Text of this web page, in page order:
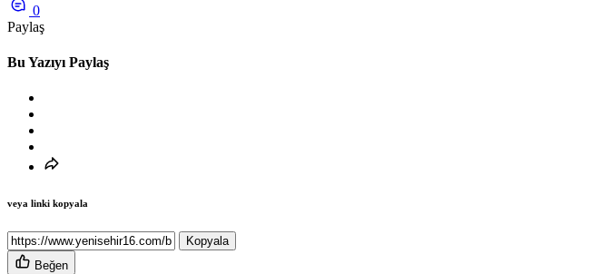
0
Paylaş
Bu Yazıyı Paylaş
veya linki kopyala
Kopyala
Beğen